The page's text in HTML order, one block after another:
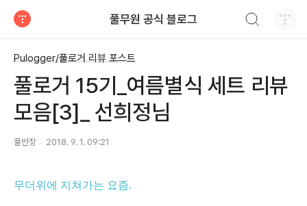
풀무원 공식 블로그
Pulogger/풀로거 리뷰 포스트
풀로거 15기_여름별식 세트 리뷰
모음[3]_ 선희정님
풀반장 2018. 9. 1. 09:21
무더위에 지쳐가는 요즘.